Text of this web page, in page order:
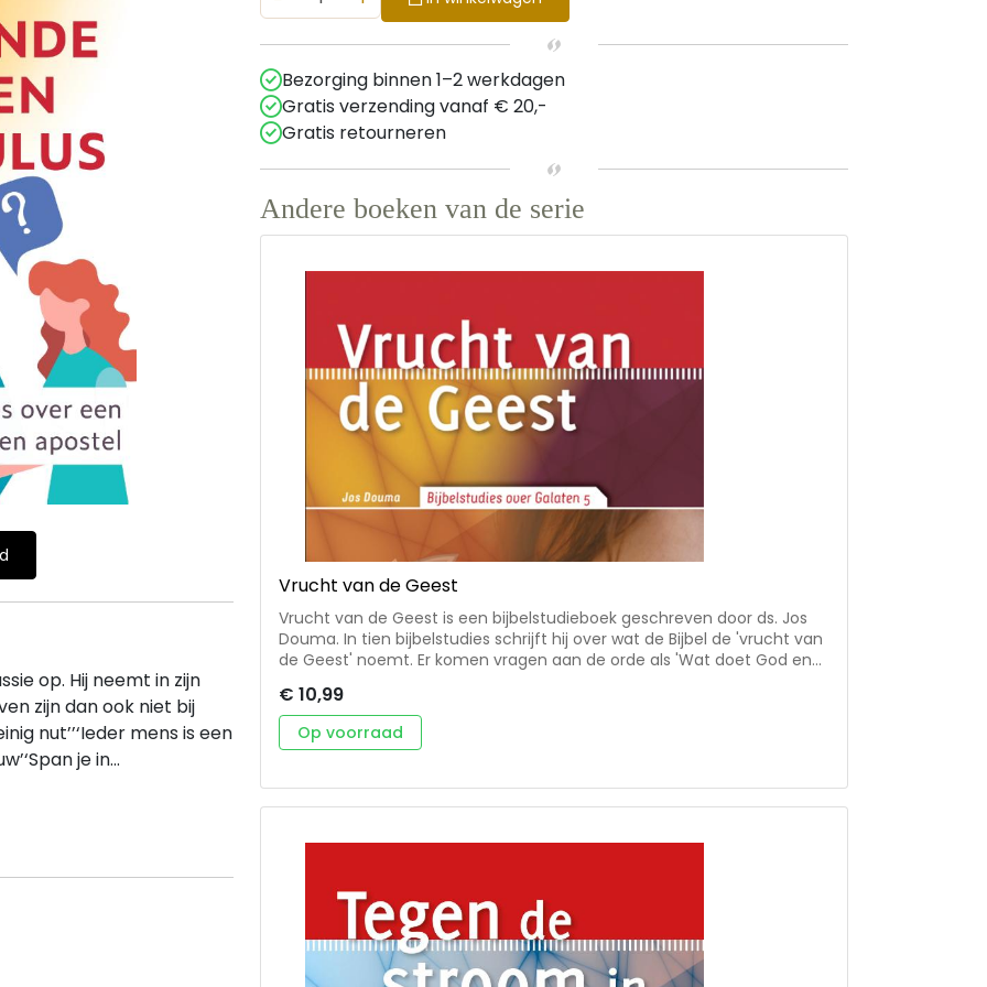
op. Hij neemt in zijn
zijn dan ook niet bij
nut’’‘Ieder mens is een
je in...
Bezorging binnen 1–2 werkdagen
Gratis verzending vanaf € 20,-
Gratis retourneren
Andere boeken van de serie
Vrucht van de Geest
Vrucht van de Geest is een bijbelstudieboek geschreven door ds. Jos
Douma. In tien bijbelstudies schrijft hij over wat de Bijbel de 'vrucht van
de Geest' noemt. Er komen vragen aan de orde als 'Wat doet God en
zijn er in mijn eigen leven en in de samenleving die het rijpen van de
vrucht van de Geest belemmeren?' Een boeiende, opbouwende studie
die geschreven is voor kringgebruik maar die ook zeer geschikt is voor
wordt gebruik gemaakt van de Herziene Statenvertaling.
€ 10,99
Op voorraad